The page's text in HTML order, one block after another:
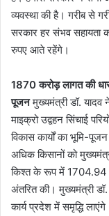
व्यवस्था की है। गरीब से
सरकार हर संभव सहायता
रुपए आते रहेंगे।
1870 करोड़ लागत की धार
पूजनमुख्यमंत्री डॉ.
माइक्रो उद्वहन सिंचाई
विकास कार्यों का भूमि-
अधिक किसानों को
किश्त के रूप में 1704.94
अंतरित की। मुख्यमंत्री
कार्य प्रदेश में समृद्धि